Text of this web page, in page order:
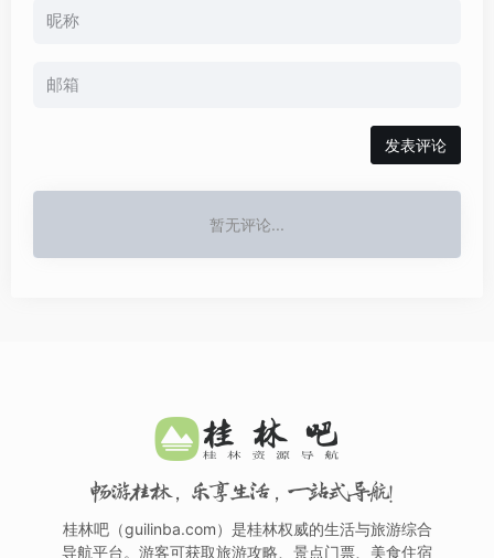
发表评论
暂无评论...
畅游桂林，乐享生活，一站式导航！
桂林吧（guilinba.com）是桂林权威的生活与旅游综合
导航平台。游客可获取旅游攻略、景点门票、美食住宿